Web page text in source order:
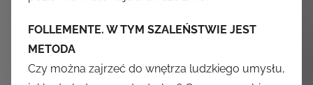
FOLLEMENTE. W TYM SZALEŃSTWIE JEST
METODA
Czy można zajrzeć do wnętrza ludzkiego umysłu,